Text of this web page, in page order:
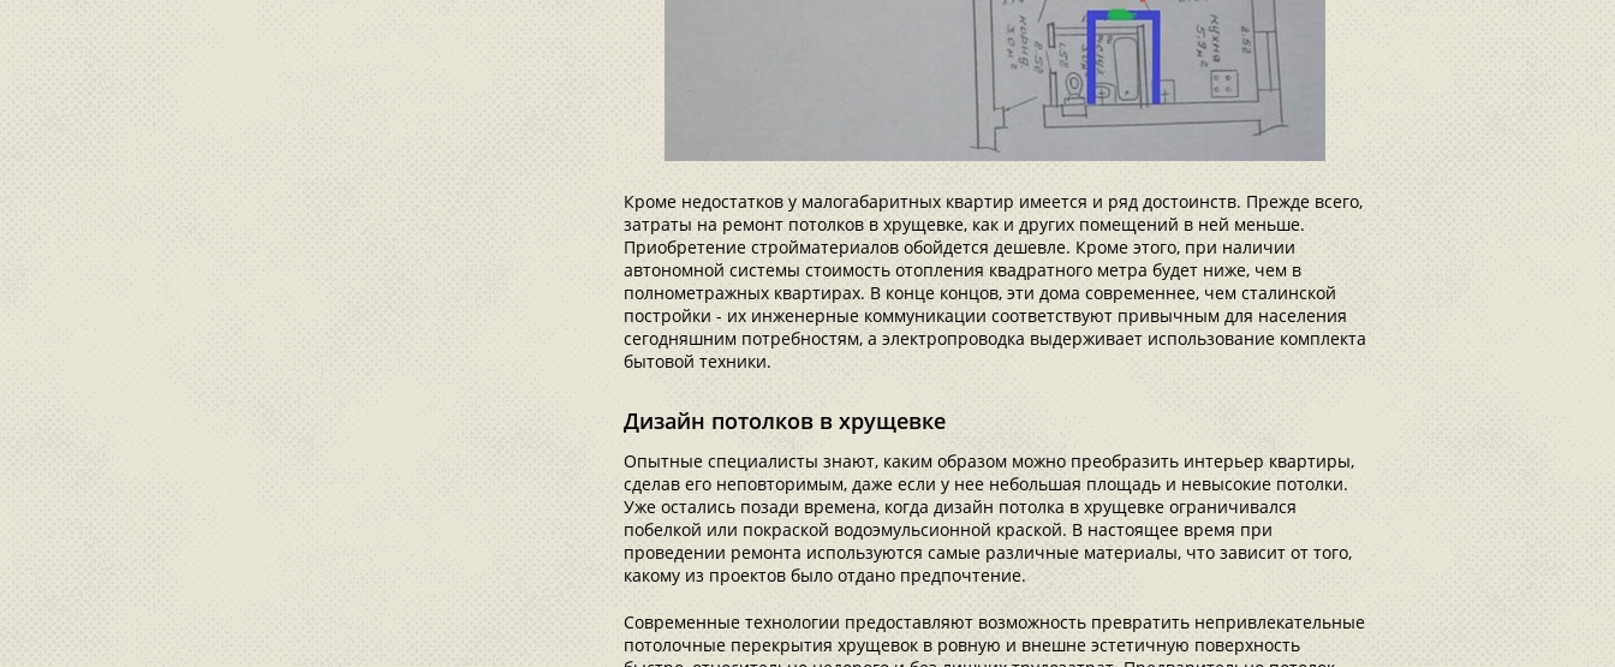
Кроме недостатков у малогабаритных квартир имеется и ряд достоинств. Прежде всего,
затраты на ремонт потолков в хрущевке, как и других помещений в ней меньше.
Приобретение стройматериалов обойдется дешевле. Кроме этого, при наличии
автономной системы стоимость отопления квадратного метра будет ниже, чем в
полнометражных квартирах. В конце концов, эти дома современнее, чем сталинской
постройки - их инженерные коммуникации соответствуют привычным для населения
сегодняшним потребностям, а электропроводка выдерживает использование комплекта
бытовой техники.
Дизайн потолков в хрущевке
Опытные специалисты знают, каким образом можно преобразить интерьер квартиры,
сделав его неповторимым, даже если у нее небольшая площадь и невысокие потолки.
Уже остались позади времена, когда дизайн потолка в хрущевке ограничивался
побелкой или покраской водоэмульсионной краской. В настоящее время при
проведении ремонта используются самые различные материалы, что зависит от того,
какому из проектов было отдано предпочтение.
Современные технологии предоставляют возможность превратить непривлекательные
потолочные перекрытия хрущевок в ровную и внешне эстетичную поверхность